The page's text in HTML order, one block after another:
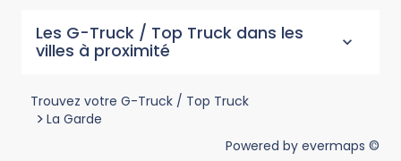
Les G-Truck / Top Truck dans les
villes à proximité
Trouvez votre G-Truck / Top Truck
> La Garde
Powered by evermaps ©